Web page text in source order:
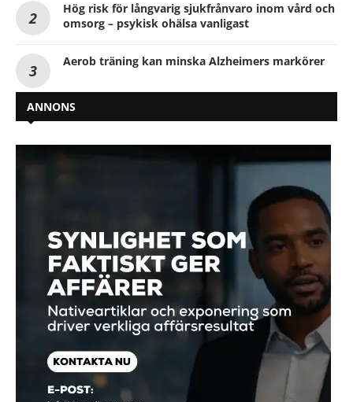
Hög risk för långvarig sjukfrånvaro inom vård och
omsorg – psykisk ohälsa vanligast
Aerob träning kan minska Alzheimers markörer
ANNONS